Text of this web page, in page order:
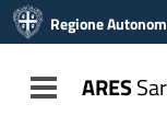
Vai al menu di
Vai al footer
Regione
ToggleARES